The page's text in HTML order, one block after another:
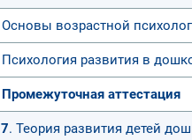
Основы возрастной
Психология развития в
Промежуточная аттестация
7. Теория развития детей